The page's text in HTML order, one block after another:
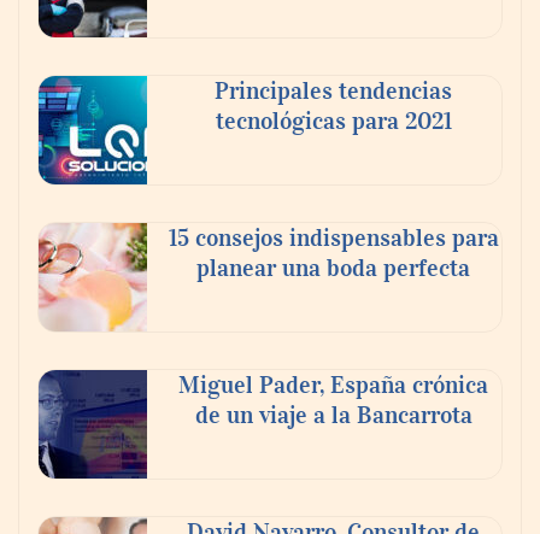
La llanta más cara puede ser la que menos
cuesta: Michelin lo demuestra ante notario
público
Paso a paso: ¿cómo prepararse para la
transición a la jornada de 40 horas? Guía
Principales tendencias
tecnológicas para 2021
15 consejos indispensables para
planear una boda perfecta
Miguel Pader, España crónica
de un viaje a la Bancarrota